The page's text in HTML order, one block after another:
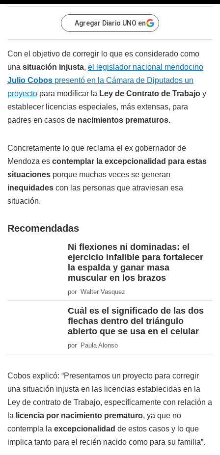
Agregar Diario UNO en
Con el objetivo de corregir lo que es considerado como
una situación injusta, el legislador nacional mendocino
Julio Cobos presentó en la Cámara de Diputados un
proyecto para modificar la Ley de Contrato de Trabajo y
establecer licencias especiales, más extensas, para
padres en casos de nacimientos prematuros.
Concretamente lo que reclama el ex gobernador de
Mendoza es contemplar la excepcionalidad para estas
situaciones porque muchas veces se generan
inequidades con las personas que atraviesan esa
situación.
Recomendadas
Ni flexiones ni dominadas: el
ejercicio infalible para fortalecer
la espalda y ganar masa
muscular en los brazos
por Walter Vasquez
Cuál es el significado de las dos
flechas dentro del triángulo
abierto que se usa en el celular
por Paula Alonso
Cobos explicó: “Presentamos un proyecto para corregir
una situación injusta en las licencias establecidas en la
Ley de contrato de Trabajo, específicamente con relación a
la licencia por nacimiento prematuro, ya que no
contempla la excepcionalidad de estos casos y lo que
implica tanto para el recién nacido como para su familia”.